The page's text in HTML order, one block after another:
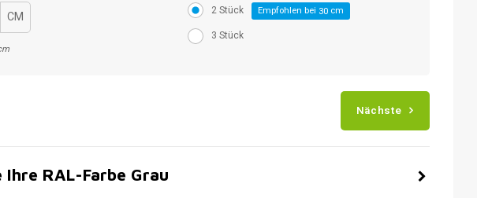
CM 2 Stück Empfohlen bei 30 cm
3 Stück
Nächste
Ihre RAL-Farbe Grau